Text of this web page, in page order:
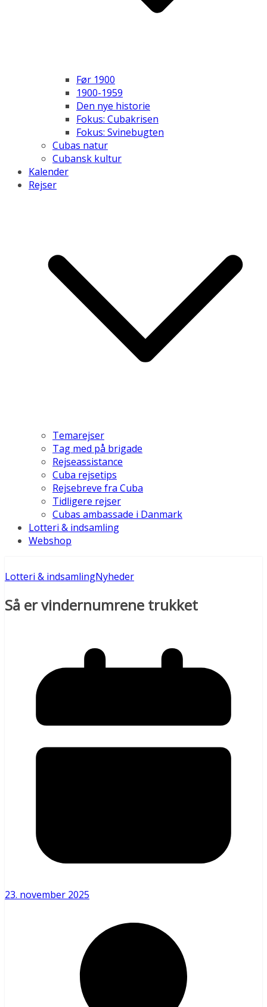
Før 1900
1900-1959
Den nye historie
Fokus: Cubakrisen
Fokus: Svinebugten
Cubas natur
Cubansk kultur
Kalender
Rejser
Temarejser
Tag med på brigade
Rejseassistance
Cuba rejsetips
Rejsebreve fra Cuba
Tidligere rejser
Cubas ambassade i Danmark
Lotteri & indsamling
Webshop
Lotteri & indsamlingNyheder
Så er vindernumrene trukket
23. november 2025